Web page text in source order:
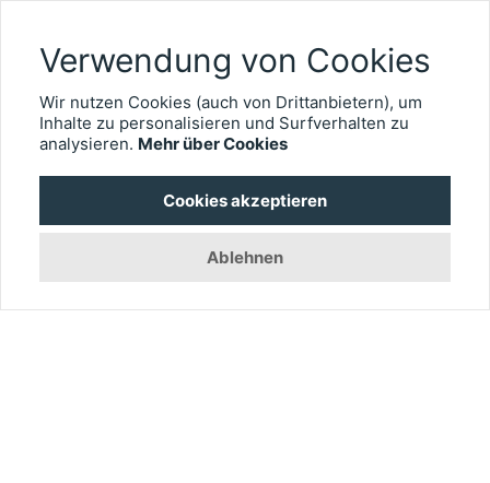
Produkt Suche
IOL-Vergleich
Verwendung von Cookies
Wir nutzen Cookies (auch von Drittanbietern), um
Inhalte zu personalisieren und Surfverhalten zu
analysieren. Mehr über Cookies
Cookies akzeptieren
Ablehnen